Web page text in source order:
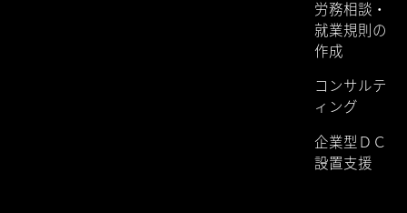
労務相談・
就業規則の
作成
コンサルテ
ィング
企業型ＤＣ
設置支援